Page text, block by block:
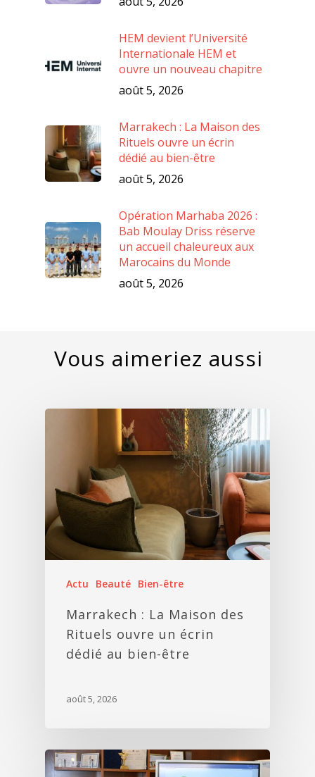
HEM devient l’Université
Internationale HEM et
ouvre un nouveau chapitre
août 5, 2026
Marrakech : La Maison des
Rituels ouvre un écrin
dédié au bien-être
août 5, 2026
Opération Marhaba 2026 :
Bab Moulay Driss réserve
un accueil chaleureux aux
Marocains du Monde
août 5, 2026
Actu Beauté Bien-être
Marrakech : La Maison des
Rituels ouvre un écrin
dédié au bien-être
août 5, 2026